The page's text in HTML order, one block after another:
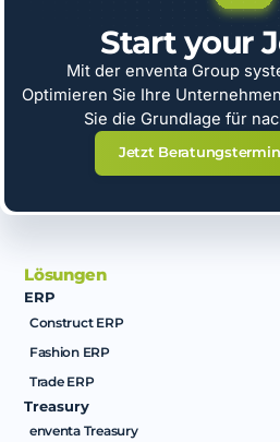
Start your
Mit der enventa Group
Optimieren Sie Ihre
Sie die Grundlage für
Jetzt
Lösungen
ERP
Construct ERP
Fashion ERP
Trade ERP
Treasury
enventa Treasury